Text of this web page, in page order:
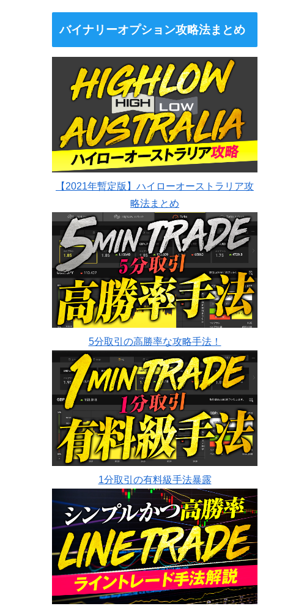
バイナリーオプション攻略法まとめ
【2021年暫定版】ハイローオーストラリア攻
略法まとめ
5分取引の高勝率な攻略手法！
1分取引の有料級手法暴露